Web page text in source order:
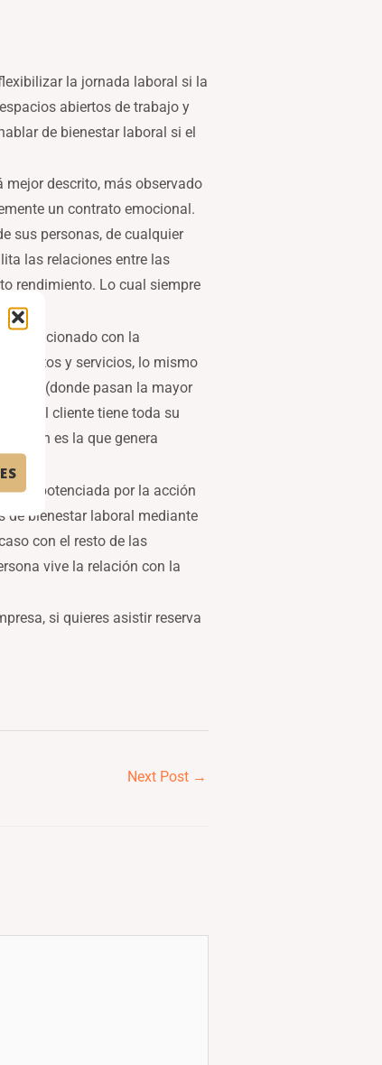
la jornada laboral si la
abiertos de trabajo y
de bienestar laboral si el
mejor descrito, más observado
un contrato emocional.
sus personas, de cualquier
las relaciones entre las
rendimiento. Lo cual siempre
relacionado con la
y servicios, lo mismo
(donde pasan la mayor
el cliente tiene toda su
es la que genera
ve potenciada por la acción
de bienestar laboral mediante
con el resto de las
vive la relación con la
si quieres asistir reserva
Next Post →